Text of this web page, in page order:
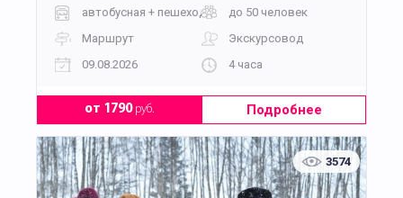
автобусная + пешеходная
до 50 человек
Маршрут
Экскурсовод
09.08.2026
4 часа
от 1790руб. Подробнее
3574